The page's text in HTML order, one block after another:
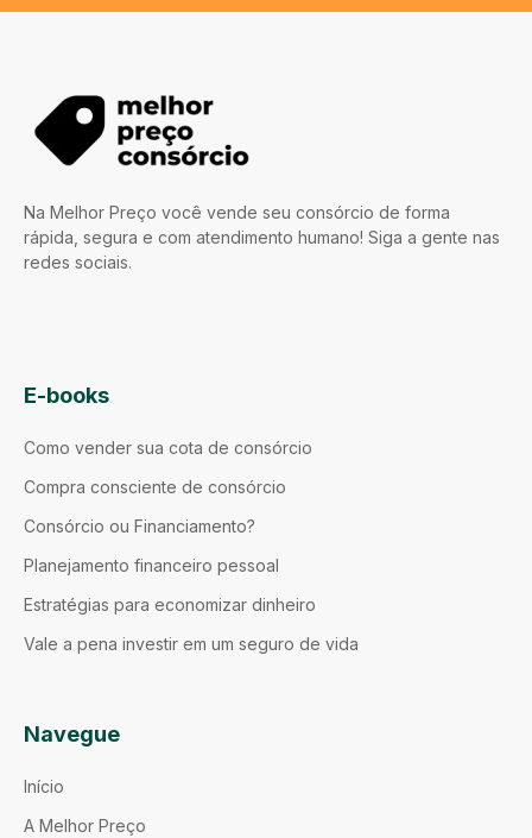
Na Melhor Preço você vende seu consórcio de forma
rápida, segura e com atendimento humano! Siga a gente nas
redes sociais.
E-books
Como vender sua cota de consórcio
Compra consciente de consórcio
Consórcio ou Financiamento?
Planejamento financeiro pessoal
Estratégias para economizar dinheiro
Vale a pena investir em um seguro de vida
Navegue
Início
A Melhor Preço